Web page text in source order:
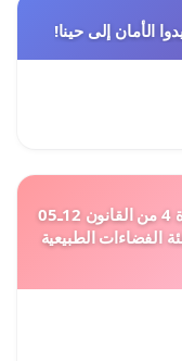
دعم ملف تفعيل النصوص التنظيمية للمادة 4 من القانون 12ـ05
الفضاءات الطبيعية